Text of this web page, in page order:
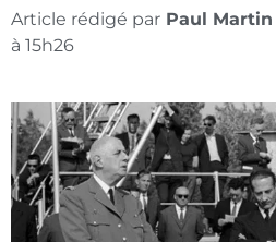
Article rédigé par Paul Martin
à 15h26